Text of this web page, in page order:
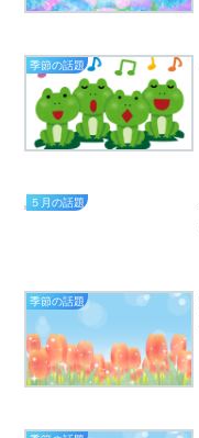
季節の話題
５月の話題
季節の話題